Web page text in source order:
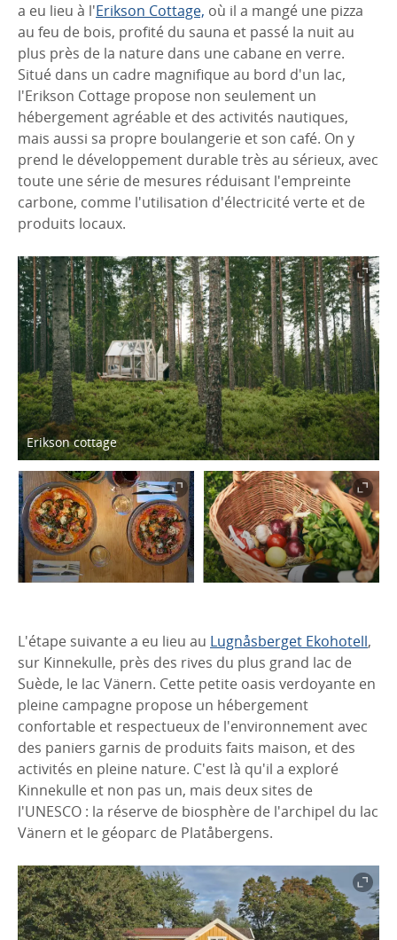
a eu lieu à l'Erikson Cottage, où il a mangé une pizza
au feu de bois, profité du sauna et passé la nuit au
plus près de la nature dans une cabane en verre.
Situé dans un cadre magnifique au bord d'un lac,
l'Erikson Cottage propose non seulement un
hébergement agréable et des activités nautiques,
mais aussi sa propre boulangerie et son café. On y
prend le développement durable très au sérieux, avec
toute une série de mesures réduisant l'empreinte
carbone, comme l'utilisation d'électricité verte et de
produits locaux.
Erikson cottage
L'étape suivante a eu lieu au Lugnåsberget Ekohotell,
sur Kinnekulle, près des rives du plus grand lac de
Suède, le lac Vänern. Cette petite oasis verdoyante en
pleine campagne propose un hébergement
confortable et respectueux de l'environnement avec
des paniers garnis de produits faits maison, et des
activités en pleine nature. C'est là qu'il a exploré
Kinnekulle et non pas un, mais deux sites de
l'UNESCO : la réserve de biosphère de l'archipel du lac
Vänern et le géoparc de Platåbergens.